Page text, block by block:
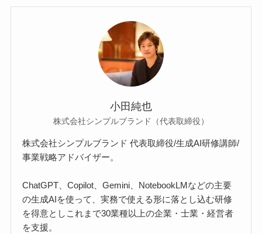
小田純也
株式会社シンプルブランド（代表取締役）
株式会社シンプルブランド 代表取締役/生成AI研修講師/
事業戦略アドバイザー。
ChatGPT、Copilot、Gemini、NotebookLMなどの主要
の生成AIを使って、実務で使える形に落とし込む研修
を得意としこれまで30業種以上の企業・士業・経営者
を支援。